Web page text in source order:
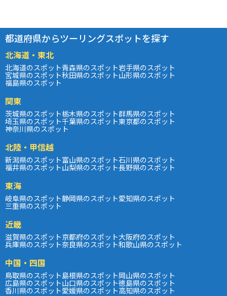
都道府県からツーリングスポットを探す
北海道・東北
北海道のスポット青森県のスポット岩手県のスポット
宮城県のスポット秋田県のスポット山形県のスポット
福島県のスポット
関東
茨城県のスポット栃木県のスポット群馬県のスポット
埼玉県のスポット千葉県のスポット東京都のスポット
神奈川県のスポット
北陸・甲信越
新潟県のスポット富山県のスポット石川県のスポット
福井県のスポット山梨県のスポット長野県のスポット
東海
岐阜県のスポット静岡県のスポット愛知県のスポット
三重県のスポット
近畿
滋賀県のスポット京都府のスポット大阪府のスポット
兵庫県のスポット奈良県のスポット和歌山県のスポット
中国・四国
鳥取県のスポット島根県のスポット岡山県のスポット
広島県のスポット山口県のスポット徳島県のスポット
香川県のスポット愛媛県のスポット高知県のスポット